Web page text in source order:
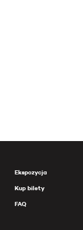
Ekspozycja
Kup bilety
FAQ